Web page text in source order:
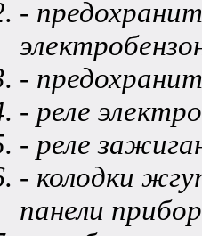
-
-
- реле
- реле
- колодки
панели